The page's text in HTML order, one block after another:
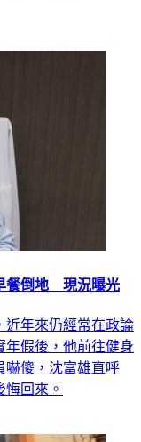
餐倒地 現況曝光
近年來仍經常在政論
年假後，他前往健身
嚇傻，沈富雄直呼
悔回來。